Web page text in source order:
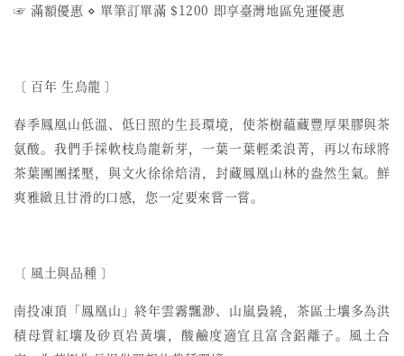
☞ 滿額優惠 ⋄ 單筆訂單滿 $1200 即享臺灣地區免運優惠
〔 百年 生烏龍 〕
春季鳳凰山低溫、低日照的生長環境，使茶樹蘊藏豐厚果膠與茶
氨酸。我們手採軟枝烏龍新芽，一葉一葉輕柔浪菁，再以布球將
茶葉團團揉壓，與文火徐徐焙清，封藏鳳凰山林的盎然生氣。鮮
爽雅緻且甘滑的口感，您一定要來嘗一嘗。
〔 風土與品種 〕
南投凍頂「鳳凰山」終年雲霧飄渺、山嵐裊繞，茶區土壤多為洪
積母質紅壤及砂頁岩黃壤，酸鹼度適宜且富含鋁離子。風土合